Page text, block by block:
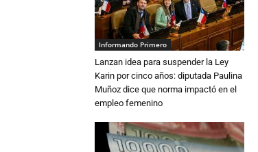
Informando Primero
Lanzan idea para suspender la Ley
Karin por cinco años: diputada Paulina
Muñoz dice que norma impactó en el
empleo femenino